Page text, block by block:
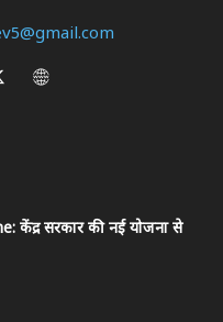
केंद्र सरकार की नई योजना से